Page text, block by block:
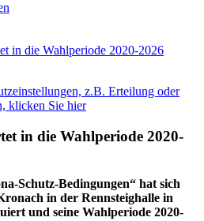
in die Wahlperiode 2020-2026
z.B. Erteilung oder
klicken Sie hier
in die Wahlperiode 2020-
Schutz-Bedingungen“ hat sich
in der Rennsteighalle in
und seine Wahlperiode 2020-